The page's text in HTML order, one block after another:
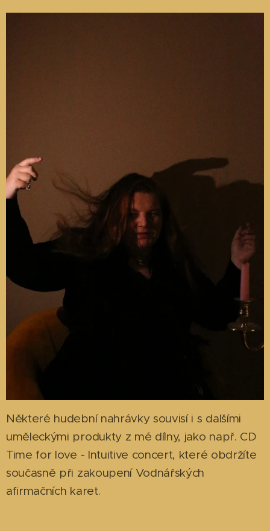
Některé hudební nahrávky souvisí i s dalšími
uměleckými produkty z mé dílny, jako např. CD
Time for love - Intuitive concert, které obdržíte
současně při zakoupení Vodnářských
afirmačních karet.